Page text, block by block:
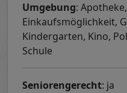
Umgebung:
Einkaufsmöglichkeit,
Kindergarten, Kino,
Schule
Seniorengerecht: ja